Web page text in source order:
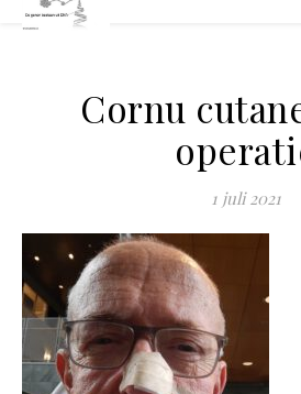
Cornu
1 juli 2021